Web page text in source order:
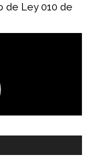
de Ley 010 de
01:04
Corporación